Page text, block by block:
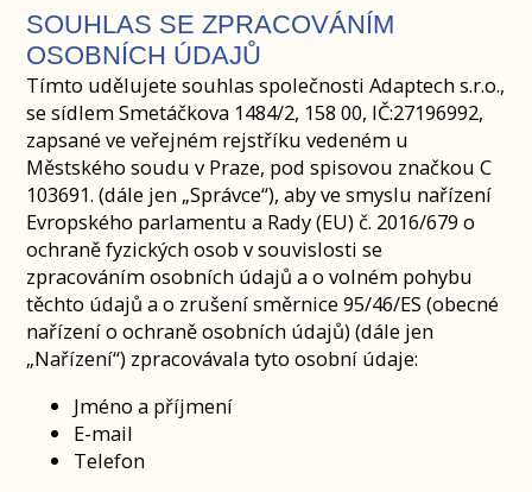
SOUHLAS SE ZPRACOVÁNÍM
OSOBNÍCH ÚDAJŮ
Tímto udělujete souhlas společnosti Adaptech s.r.o.,
se sídlem Smetáčkova 1484/2, 158 00, IČ:27196992,
zapsané ve veřejném rejstříku vedeném u
Městského soudu v Praze, pod spisovou značkou C
103691. (dále jen „Správce“), aby ve smyslu nařízení
Evropského parlamentu a Rady (EU) č. 2016/679 o
ochraně fyzických osob v souvislosti se
zpracováním osobních údajů a o volném pohybu
těchto údajů a o zrušení směrnice 95/46/ES (obecné
nařízení o ochraně osobních údajů) (dále jen
„Nařízení“) zpracovávala tyto osobní údaje:
Jméno a příjmení
E-mail
Telefon